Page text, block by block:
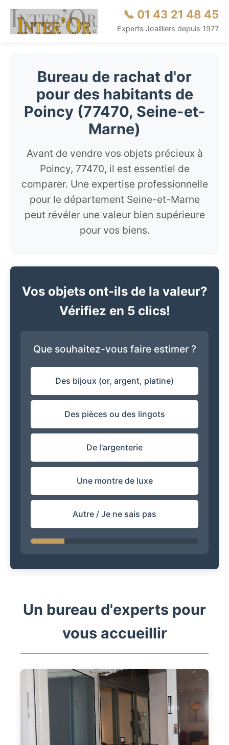
📞 01 43 21 48 45
Experts Joailliers depuis 1977
Bureau de rachat d'or
pour des habitants de
Poincy (77470, Seine-et-
Marne)
Avant de vendre vos objets précieux à
Poincy, 77470, il est essentiel de
comparer. Une expertise professionnelle
pour le département Seine-et-Marne
peut révéler une valeur bien supérieure
pour vos biens.
Vos objets ont-ils de la valeur?
Vérifiez en 5 clics!
Que souhaitez-vous faire estimer ?
Des bijoux (or, argent, platine)
Des pièces ou des lingots
De l'argenterie
Une montre de luxe
Autre / Je ne sais pas
Un bureau d'experts pour
vous accueillir